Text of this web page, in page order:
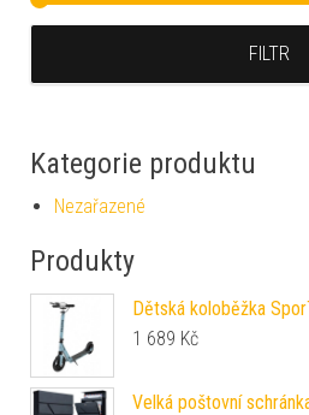
FILTR
Kategorie produktu
Nezařazené
Produkty
Dětská koloběžka
1 689 Kč
Velká poštovní